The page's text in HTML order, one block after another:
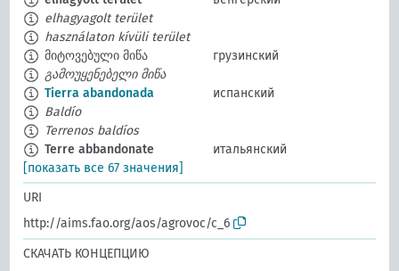
elhagyagolt terület
használaton kívüli terület
მიტოვებული მიწა
грузинский
გამოუყენებელი მიწა
Tierra abandonada
испанский
Baldío
Terrenos baldíos
Terre abbandonate
итальянский
[показать все 67 значения]
URI
http://aims.fao.org/aos/agrovoc/c_6
СКАЧАТЬ КОНЦЕПЦИЮ